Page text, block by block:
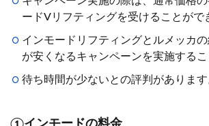
ードVリフティングを受けることがで
インモードリフティングとルメッカ
が安くなるキャンペーンを実施するこ
待ち時間が少ないとの評判があります